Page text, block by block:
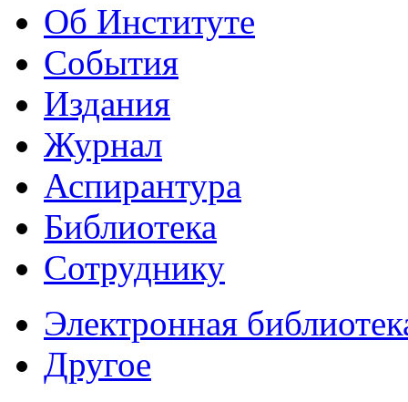
Об Институте
События
Издания
Журнал
Аспирантура
Библиотека
Сотруднику
Электронная
Другое